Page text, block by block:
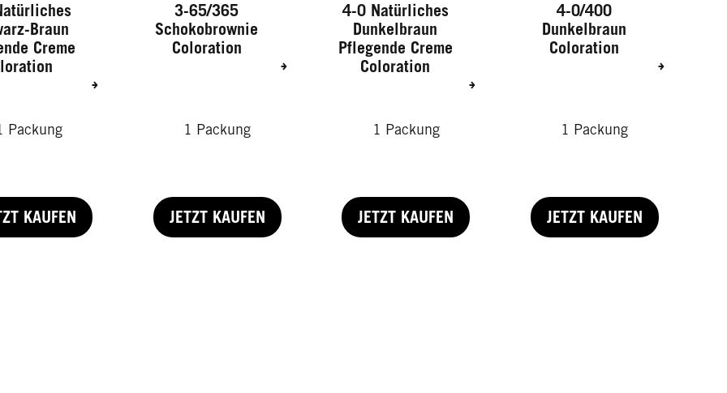
Braun
Creme
Packung
KAUFEN
3-65/365
Schokobrownie
Coloration
1 Packung
JETZT KAUFEN
4-0 Natürliches
Dunkelbraun
Pflegende Creme
Coloration
1 Packung
JETZT KAUFEN
4-0/400
Dunkelbraun
Coloration
1 Packung
JETZT KAUFEN